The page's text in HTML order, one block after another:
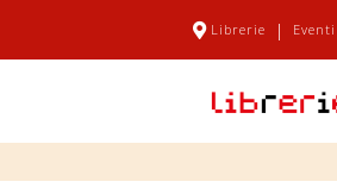
Librerie | Eventi